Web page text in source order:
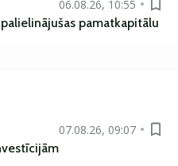
06.08.26, 10:55
palielinājušas pamatkapitālu
07.08.26, 09:07